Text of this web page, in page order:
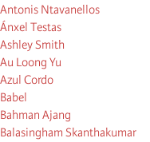
Antonis Ntavanellos
Ánxel Testas
Ashley Smith
Au Loong Yu
Azul Cordo
Babel
Bahman Ajang
Balasingham Skanthakumar